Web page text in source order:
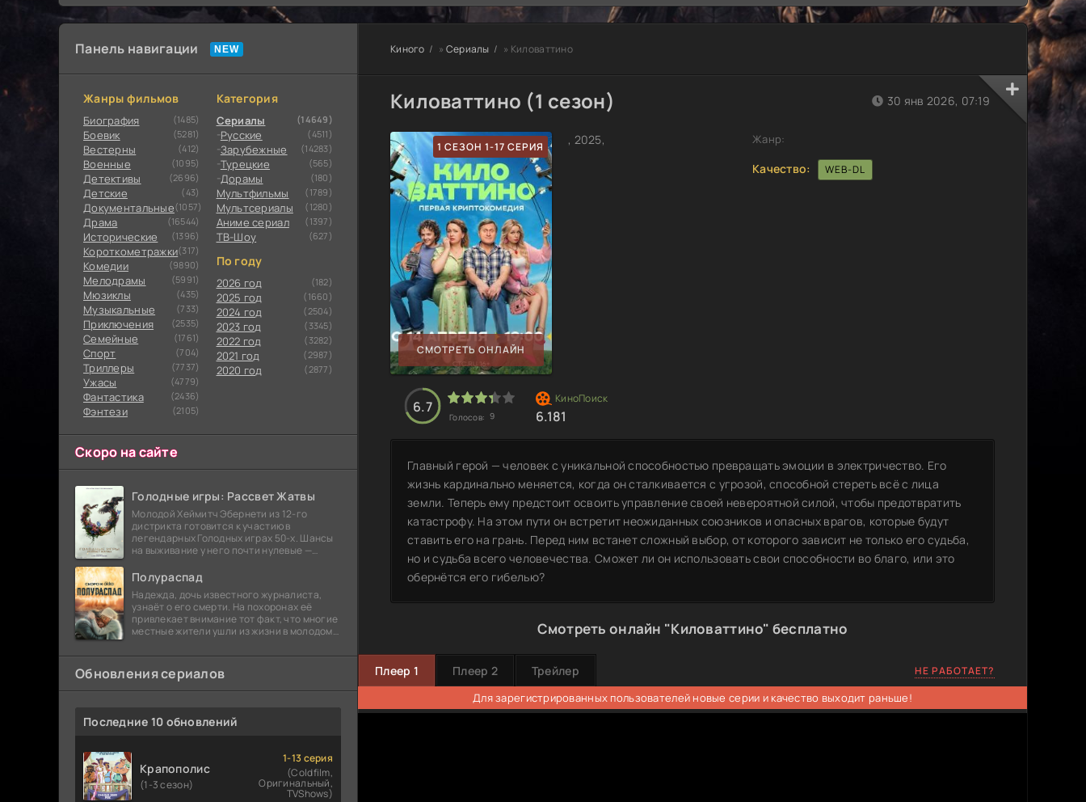
Панель навигации
Жанры фильмов
Биография (1485)
Боевик (5281)
Вестерны (412)
Военные (1095)
Детективы (2696)
Детские (43)
Документальные(1057)
Драма (16544)
Исторические (1396)
Короткометражки(317)
Комедии (9890)
Мелодрамы (5991)
Мюзиклы (435)
Музыкальные (733)
Приключения (2535)
Семейные (1761)
Cпорт (704)
Триллеры (7737)
Ужасы (4779)
Фантастика (2436)
Фэнтези (2105)
Категория
Сериалы (14649)
Русские (4511)
Зарубежные (14283)
Турецкие (565)
Дорамы (180)
Мультфильмы (1789)
Мультсериалы (1280)
Аниме сериал (1397)
ТВ-Шоу (627)
По году
2026 год (182)
2025 год (1660)
2024 год (2504)
2023 год (3345)
2022 год (3282)
2021 год (2987)
2020 год (2877)
Скоро на сайте
Голодные игры: Рассвет Жатвы
Молодой Хеймитч Эбернети из 12-го
дистрикта готовится к участию в
легендарных Голодных играх 50-х. Шансы
на выживание у него почти нулевые —
победу еще сорок
Полураспад
Надежда, дочь известного журналиста,
узнаёт о его смерти. На похоронах её
привлекает внимание тот факт, что многие
местные жители ушли из жизни в молодом
бомбы
Обновления сериалов
Последние 10 обновлений
Крапополис
(1-3 сезон)
1-13 серия
(Coldfilm,
Оригинальный,
TVShows)
Киного » Сериалы » Киловаттино
Киловаттино (1 сезон)
1 СЕЗОН 1-17 СЕРИЯ
СМОТРЕТЬ ОНЛАЙН
, 2025,
30 янв 2026, 07:19
Жанр:
Качество: WEB-DL
6.7
Голосов: 9 6.181
Главный герой — человек с уникальной способностью превращать эмоции в электричество. Его
жизнь кардинально меняется, когда он сталкивается с угрозой, способной стереть всё с лица
земли. Теперь ему предстоит освоить управление своей невероятной силой, чтобы предотвратить
катастрофу. На этом пути он встретит неожиданных союзников и опасных врагов, которые будут
ставить его на грань. Перед ним встанет сложный выбор, от которого зависит не только его судьба,
но и судьба всего человечества. Сможет ли он использовать свои способности во благо, или это
обернётся его гибелью?
Смотреть онлайн "Киловаттино" бесплатно
Плеер 1 Плеер 2 Трейлер НЕ РАБОТАЕТ?
Для зарегистрированных пользователей новые серии и качество выходит раньше!